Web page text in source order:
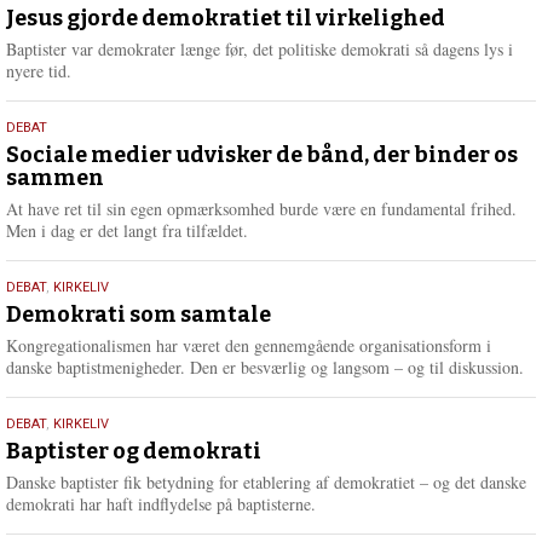
e
r
e
maj
2026
Jesus gjorde demokratiet til virkelighed
Baptister var demokrater længe før, det politiske demokrati så dagens lys i
nyere tid.
18.
maj
2026
DEBAT
Sociale medier udvisker de bånd, der binder os
sammen
At have ret til sin egen opmærksomhed burde være en fundamental frihed.
Men i dag er det langt fra tilfældet.
18.
maj
2026
DEBAT, KIRKELIV
Demokrati som samtale
Kongregationalismen har været den gennemgående organisationsform i
danske baptistmenigheder. Den er besværlig og langsom – og til diskussion.
18.
maj
2026
DEBAT, KIRKELIV
Baptister og demokrati
Danske baptister fik betydning for etablering af demokratiet – og det danske
demokrati har haft indflydelse på baptisterne.